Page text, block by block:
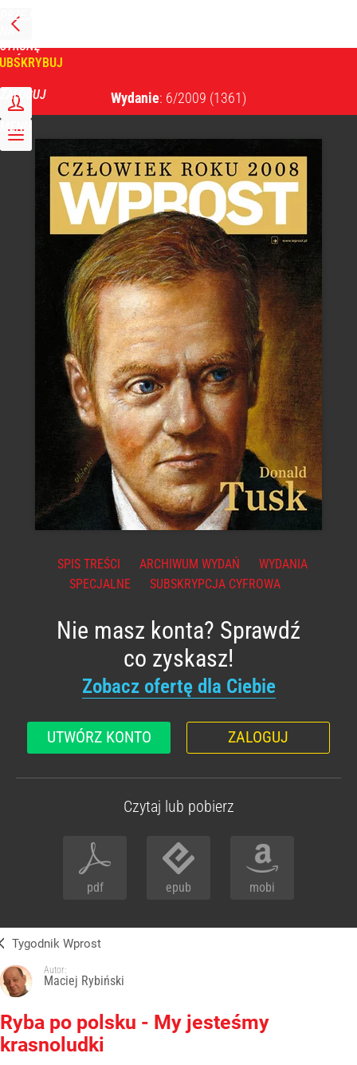
PRZEJDŹ
NA
STRONĘ
GŁÓWNĄ
ZALOGUJ
MENU
Wydanie: 6/2009 (1361)
SPIS TREŚCI ARCHIWUM WYDAŃ
WYDANIA
SPECJALNE
SUBSKRYPCJA CYFROWA
Nie masz konta? Sprawdź
co zyskasz!
Zobacz ofertę dla Ciebie
UTWÓRZ KONTO ZALOGUJ
Czytaj lub pobierz
pdf epub mobi
Tygodnik Wprost
Autor:
Maciej Rybiński
Ryba po polsku - My jesteśmy
krasnoludki